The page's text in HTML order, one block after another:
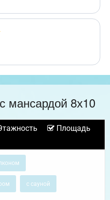
мансардой 8х10
Площадь
с сауной